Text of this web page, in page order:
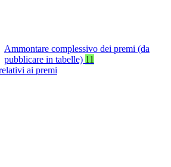
Ammontare complessivo dei premi (da
pubblicare in tabelle) 11
ai premi